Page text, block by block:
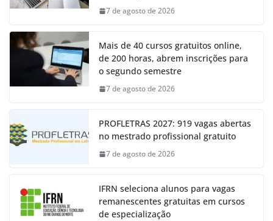
7 de agosto de 2026
Mais de 40 cursos gratuitos online,
de 200 horas, abrem inscrições para
o segundo semestre
7 de agosto de 2026
PROFLETRAS 2027: 919 vagas abertas
no mestrado profissional gratuito
7 de agosto de 2026
IFRN seleciona alunos para vagas
remanescentes gratuitas em cursos
de especialização